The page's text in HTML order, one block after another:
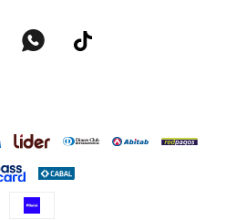
